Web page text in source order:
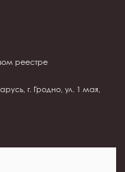
реестре
г. Гродно, ул. 1 мая,